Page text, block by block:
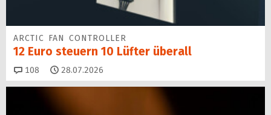
ARCTIC FAN CONTROLLER
12 Euro steuern 10 Lüfter überall
108 Kommentare
28.07.2026